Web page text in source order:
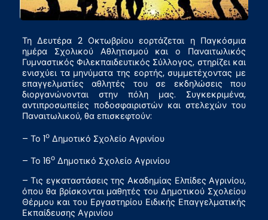
Τη Δευτέρα 2 Οκτωβρίου εορτάζεται η Παγκόσμια
ημέρα Σχολικού Αθλητισμού και ο Παναιτωλικός
Γυμναστικός Φιλεκπαιδευτικός Σύλλογος, στηρίζει και
ενισχύει τα μηνύματα της εορτής, συμμετέχοντας με
επαγγελματίες αθλητές του σε εκδηλώσεις που
διοργανώνονται στην πόλη μας. Συγκεκριμένα,
αντιπροσωπείες ποδοσφαιριστών και στελεχών του
Παναιτωλικού, θα επισκεφτούν:
– Το 1οΔημοτικό Σχολείο Αγρινίου
– Το 16οΔημοτικό Σχολείο Αγρινίου
– Τις εγκαταστάσεις της Ακαδημίας Ελπίδες Αγρινίου,
όπου θα βρίσκονται μαθητές του Δημοτικού Σχολείου
Θέρμου και του Εργαστηρίου Ειδικής Επαγγελματικής
Εκπαίδευσης Αγρινίου